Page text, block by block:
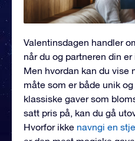
Valentinsdagen handler
når du og partneren din
Men hvordan kan du vise
måte som er både unik
klassiske gaver som
satt pris på, kan du gå
Hvorfor ikke navngi en